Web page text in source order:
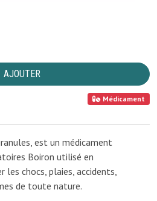
AJOUTER
Médicament
est un médicament
Boiron utilisé en
chocs, plaies, accidents,
de toute nature.